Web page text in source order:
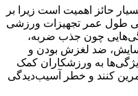
حائز اهمیت است زیرا بر
طول عمر تجهیزات ورزشی
چون جذب ضربه،
سایش، ضد لغزش بودن و
به ورزشکاران کمک
کنند و خطر آسیب‌دیدگی